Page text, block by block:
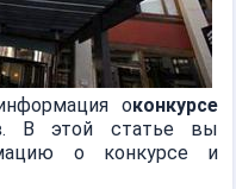
оконкурсе
. В этой статье вы
о конкурсе и